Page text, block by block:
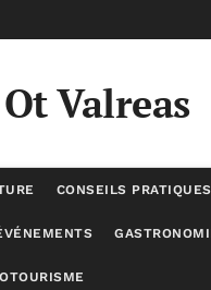
Ot Valreas
CONSEILS PRATIQUES